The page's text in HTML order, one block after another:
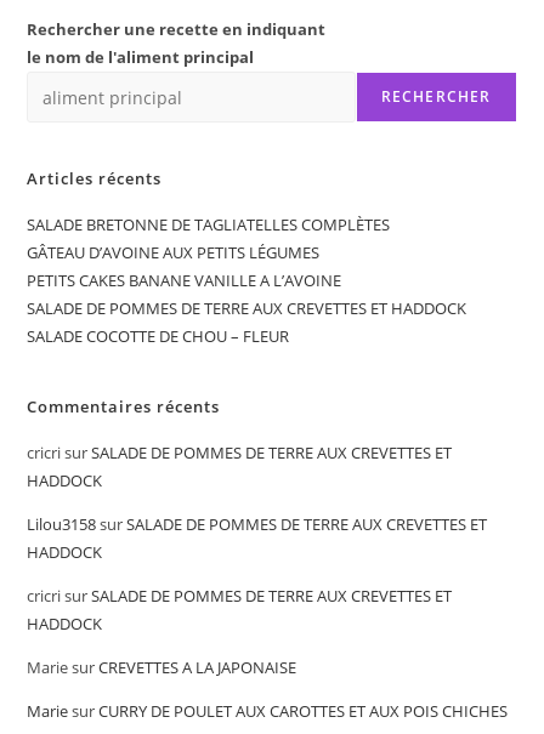
Rechercher une recette en indiquant
le nom de l'aliment principal
RECHERCHER
Articles récents
SALADE BRETONNE DE TAGLIATELLES COMPLÈTES
GÂTEAU D’AVOINE AUX PETITS LÉGUMES
PETITS CAKES BANANE VANILLE A L’AVOINE
SALADE DE POMMES DE TERRE AUX CREVETTES ET HADDOCK
SALADE COCOTTE DE CHOU – FLEUR
Commentaires récents
cricrisurSALADE DE POMMES DE TERRE AUX CREVETTES ET
HADDOCK
Lilou3158surSALADE DE POMMES DE TERRE AUX CREVETTES ET
HADDOCK
cricrisurSALADE DE POMMES DE TERRE AUX CREVETTES ET
HADDOCK
MariesurCREVETTES A LA JAPONAISE
MariesurCURRY DE POULET AUX CAROTTES ET AUX POIS CHICHES